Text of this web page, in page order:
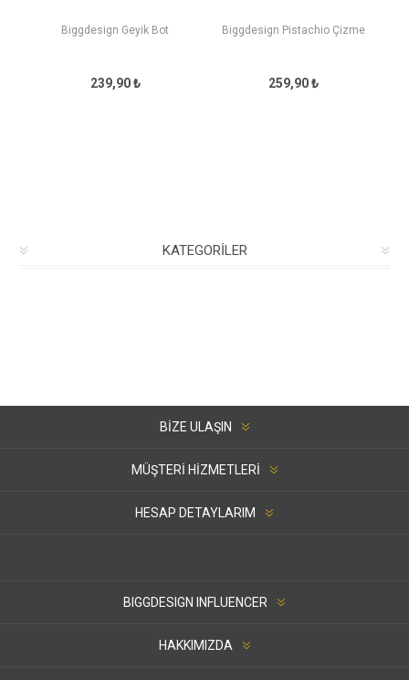
Biggdesign Geyik Bot
239,90 ₺
Biggdesign Pistachio Çizme
259,90 ₺
KATEGORILER
BIZE ULAŞIN
MÜŞTERI HIZMETLERI
HESAP DETAYLARIM
BIGGDESIGN INFLUENCER
HAKKIMIZDA